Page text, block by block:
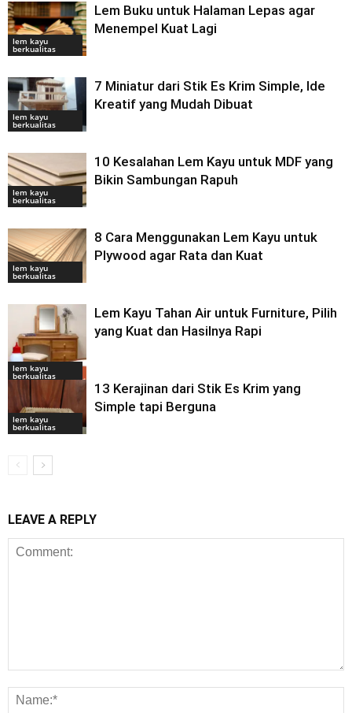
lem kayu
berkualitas
Lem Buku untuk Halaman Lepas agar
Menempel Kuat Lagi
lem kayu
berkualitas
7 Miniatur dari Stik Es Krim Simple, Ide
Kreatif yang Mudah Dibuat
lem kayu
berkualitas
10 Kesalahan Lem Kayu untuk MDF yang
Bikin Sambungan Rapuh
lem kayu
berkualitas
8 Cara Menggunakan Lem Kayu untuk
Plywood agar Rata dan Kuat
lem kayu
berkualitas
Lem Kayu Tahan Air untuk Furniture, Pilih
yang Kuat dan Hasilnya Rapi
lem kayu
berkualitas
13 Kerajinan dari Stik Es Krim yang
Simple tapi Berguna
LEAVE A REPLY